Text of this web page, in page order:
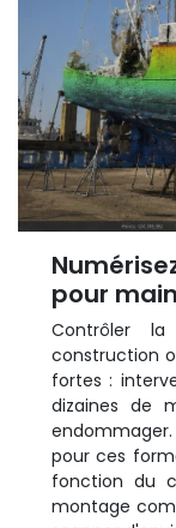
pour
Contrôler
construction
fortes :
dizaines de
pour ces
fonction du
montage